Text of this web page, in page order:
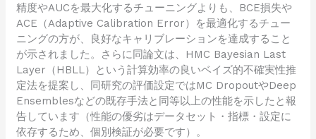
精度やAUCを最大化するチューニングよりも、BCE損失や
ACE（Adaptive Calibration Error）を最適化するチュー
ニングの方が、良好なキャリブレーションを達成すること
が示されました。さらに同論文は、HMC Bayesian Last
Layer（HBLL）という計算効率の良いベイズ的不確実性推
定法を提案し、同研究の評価設定ではMC DropoutやDeep
Ensemblesなどの既存手法と同等以上の性能を示したと報
告しています（性能の優劣はデータセット・指標・設定に
依存するため、個別検証が必要です）。